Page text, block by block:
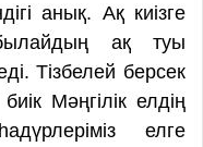
анық. Ақ киізге
ақ туы
Тізбелей берсек
Мәңгілік елдің
елге